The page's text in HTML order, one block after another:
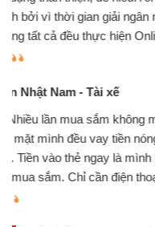
gói
cần
thiệu cho bạn bè biết
đến
đã